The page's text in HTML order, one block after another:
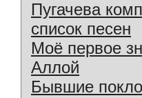
Пугачева
список песен
Моё первое
Аллой
Бывшие